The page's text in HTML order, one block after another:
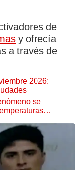
de
y ofrecía
a través de
2026:
se